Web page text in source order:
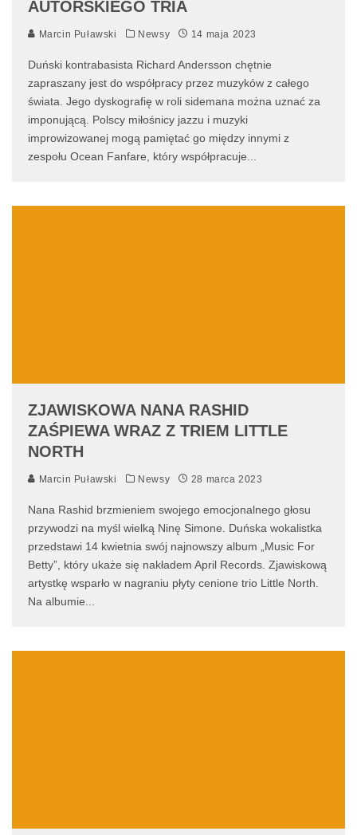
AUTORSKIEGO TRIA
Marcin Puławski Newsy 14 maja 2023
Duński kontrabasista Richard Andersson chętnie
zapraszany jest do współpracy przez muzyków z całego
świata. Jego dyskografię w roli sidemana można uznać za
imponującą. Polscy miłośnicy jazzu i muzyki
improwizowanej mogą pamiętać go między innymi z
zespołu Ocean Fanfare, który współpracuje
ZJAWISKOWA NANA RASHID
ZAŚPIEWA WRAZ Z TRIEM LITTLE
NORTH
Marcin Puławski Newsy 28 marca 2023
Nana Rashid brzmieniem swojego emocjonalnego głosu
przywodzi na myśl wielką Ninę Simone. Duńska wokalistka
przedstawi 14 kwietnia swój najnowszy album „Music For
Betty”, który ukaże się nakładem April Records. Zjawiskową
artystkę wsparło w nagraniu płyty cenione trio Little North.
Na albumie